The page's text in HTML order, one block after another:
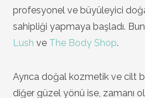
profesyonel ve büyüleyici
sahipliği yapmaya başladı.
Lush ve The Body Shop.
Ayrıca doğal kozmetik ve cilt
diğer güzel yönü ise, zamanı